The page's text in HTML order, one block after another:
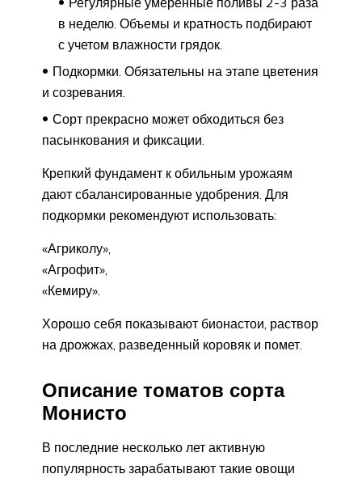
в неделю. Объемы и кратность подбирают
с учетом влажности грядок.
Подкормки. Обязательны на этапе цветения
и созревания.
Сорт прекрасно может обходиться без
пасынкования и фиксации.
Крепкий фундамент к обильным урожаям
дают сбалансированные удобрения. Для
подкормки рекомендуют использовать:
«Агриколу»,
«Агрофит»,
«Кемиру».
Хорошо себя показывают бионастои, раствор
на дрожжах, разведенный коровяк и помет.
Описание томатов сорта
Монисто
В последние несколько лет активную
популярность зарабатывают такие овощи